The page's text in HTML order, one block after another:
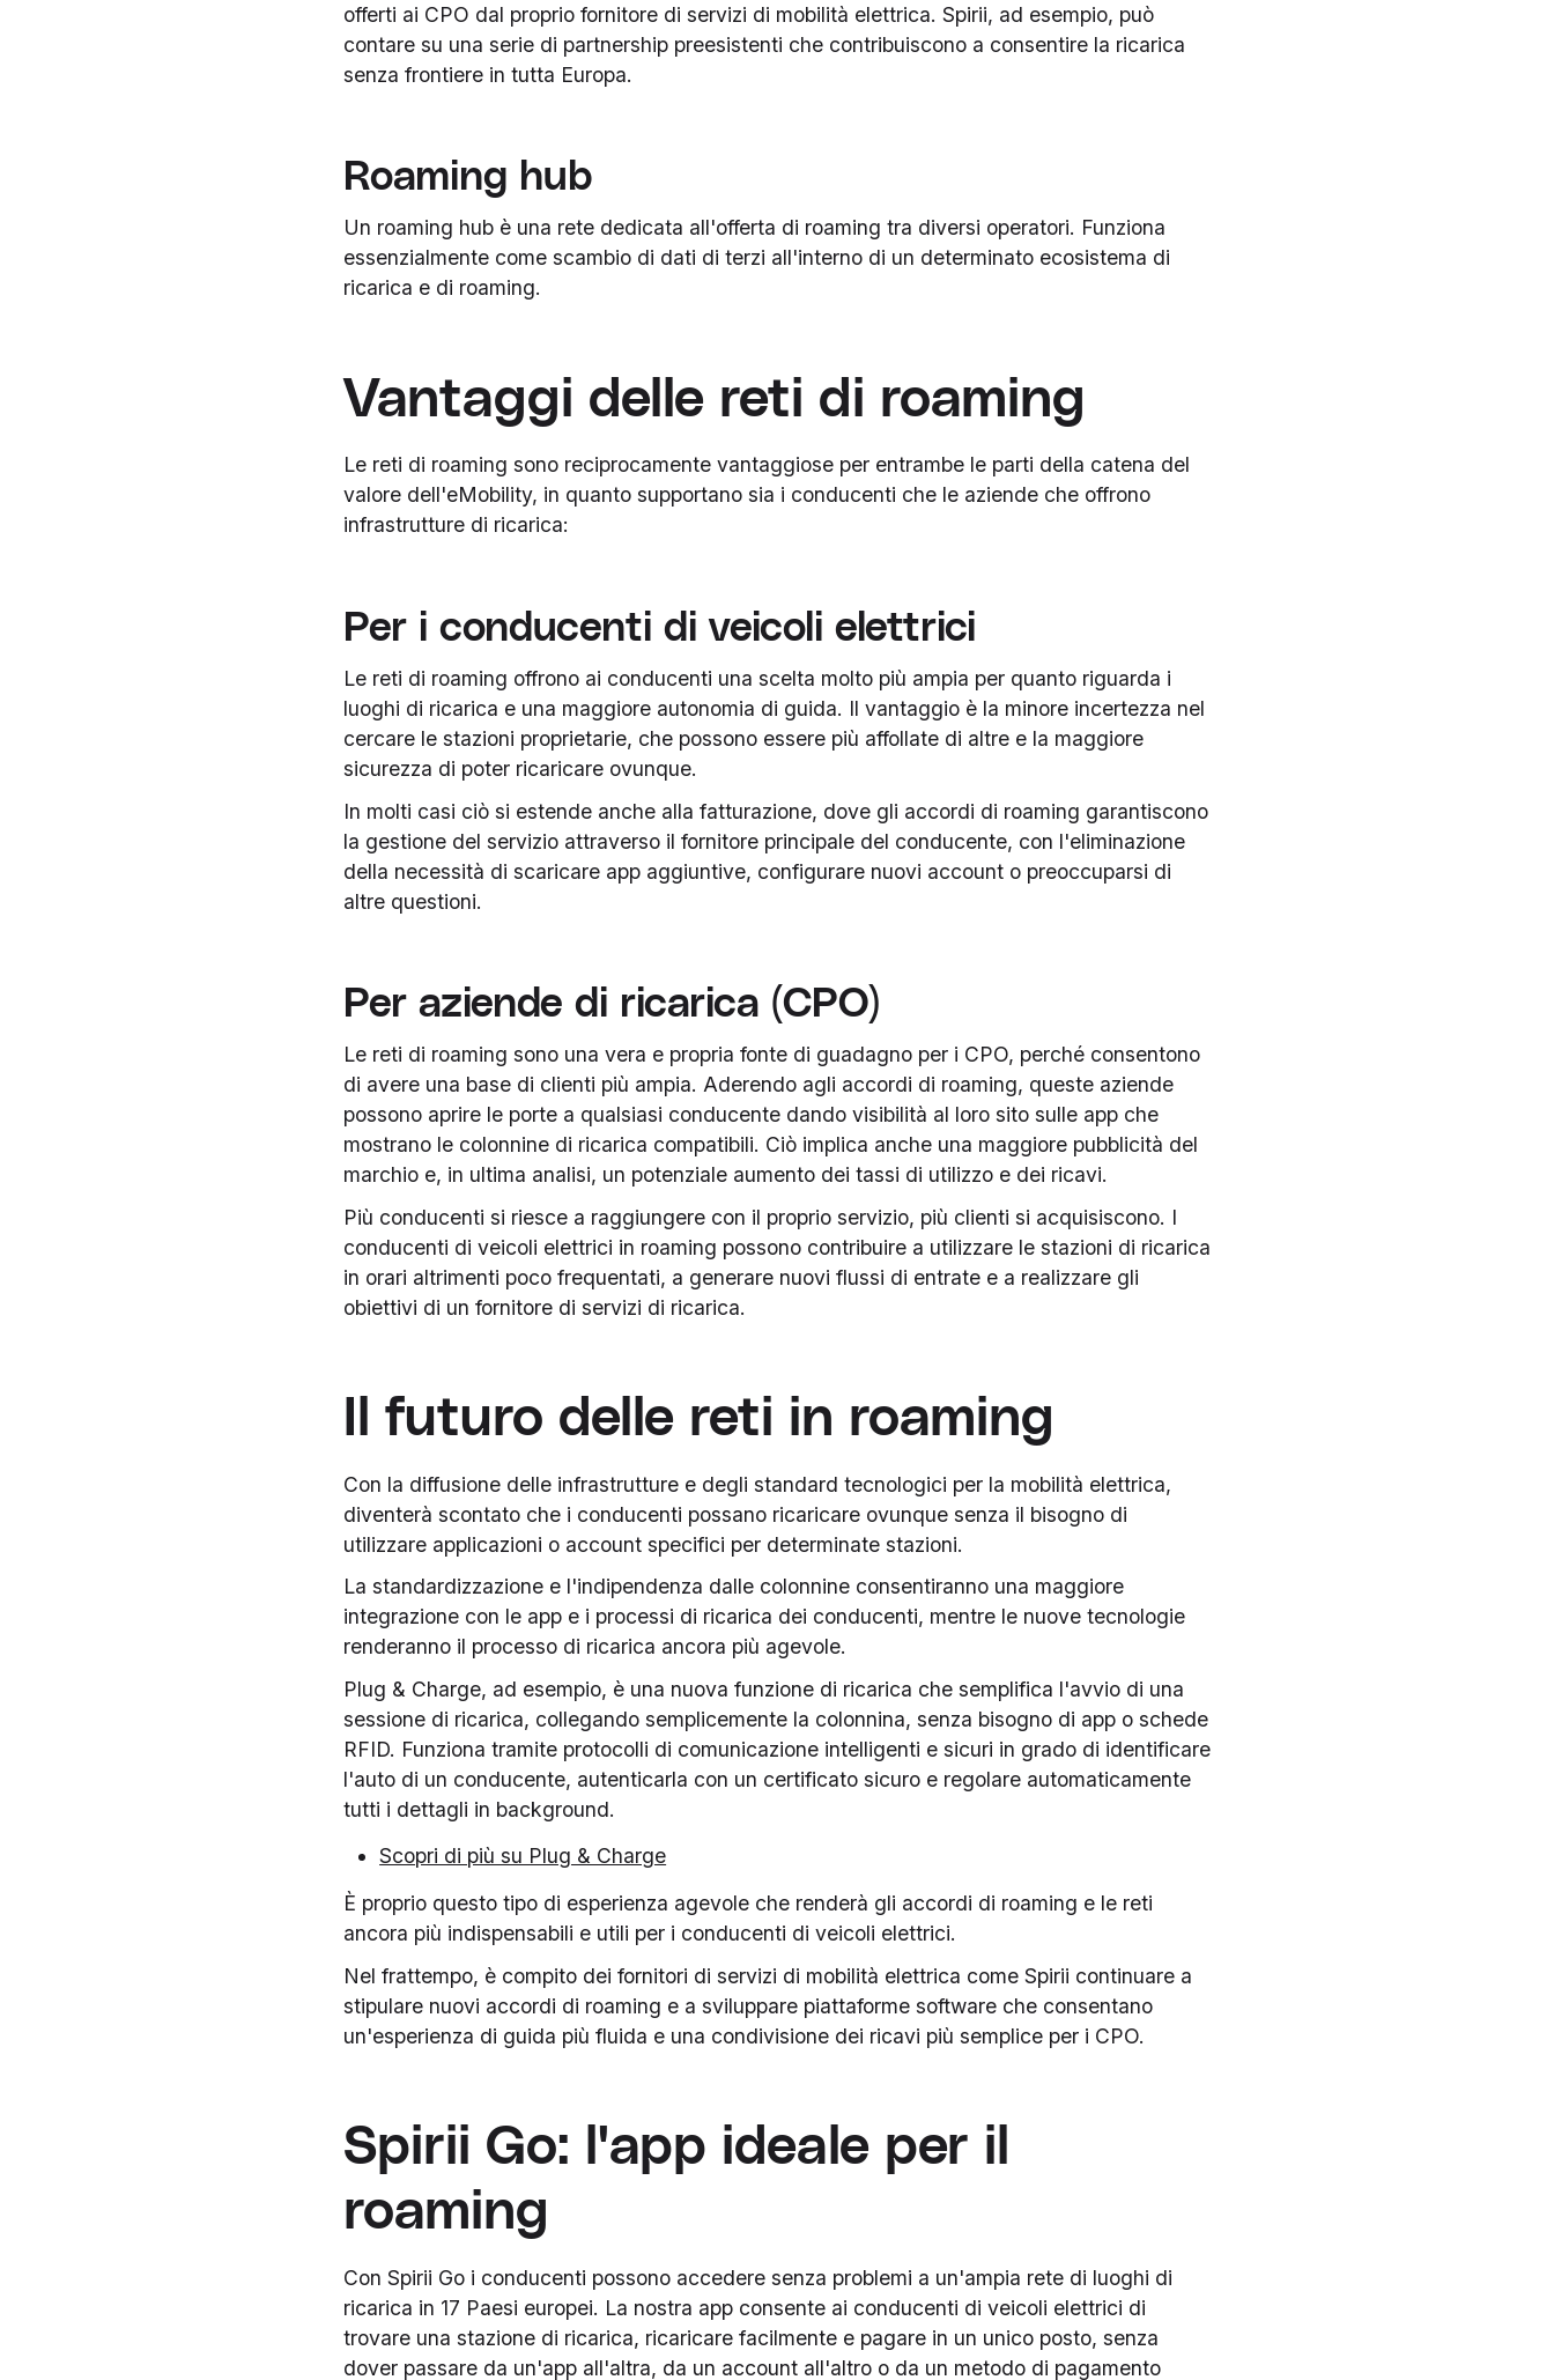
offerti ai CPO dal proprio fornitore di servizi di mobilità elettrica. Spirii, ad esempio, può
contare su una serie di partnership preesistenti che contribuiscono a consentire la ricarica
senza frontiere in tutta Europa.
Roaming hub
Un roaming hub è una rete dedicata all'offerta di roaming tra diversi operatori. Funziona
essenzialmente come scambio di dati di terzi all'interno di un determinato ecosistema di
ricarica e di roaming.
Vantaggi delle reti di roaming
Le reti di roaming sono reciprocamente vantaggiose per entrambe le parti della catena del
valore dell'eMobility, in quanto supportano sia i conducenti che le aziende che offrono
infrastrutture di ricarica:
Per i conducenti di veicoli elettrici
Le reti di roaming offrono ai conducenti una scelta molto più ampia per quanto riguarda i
luoghi di ricarica e una maggiore autonomia di guida. Il vantaggio è la minore incertezza nel
cercare le stazioni proprietarie, che possono essere più affollate di altre e la maggiore
sicurezza di poter ricaricare ovunque.
In molti casi ciò si estende anche alla fatturazione, dove gli accordi di roaming garantiscono
la gestione del servizio attraverso il fornitore principale del conducente, con l'eliminazione
della necessità di scaricare app aggiuntive, configurare nuovi account o preoccuparsi di
altre questioni.
Per aziende di ricarica (CPO)
Le reti di roaming sono una vera e propria fonte di guadagno per i CPO, perché consentono
di avere una base di clienti più ampia. Aderendo agli accordi di roaming, queste aziende
possono aprire le porte a qualsiasi conducente dando visibilità al loro sito sulle app che
mostrano le colonnine di ricarica compatibili. Ciò implica anche una maggiore pubblicità del
marchio e, in ultima analisi, un potenziale aumento dei tassi di utilizzo e dei ricavi.
Più conducenti si riesce a raggiungere con il proprio servizio, più clienti si acquisiscono. I
conducenti di veicoli elettrici in roaming possono contribuire a utilizzare le stazioni di ricarica
in orari altrimenti poco frequentati, a generare nuovi flussi di entrate e a realizzare gli
obiettivi di un fornitore di servizi di ricarica.
Il futuro delle reti in roaming
Con la diffusione delle infrastrutture e degli standard tecnologici per la mobilità elettrica,
diventerà scontato che i conducenti possano ricaricare ovunque senza il bisogno di
utilizzare applicazioni o account specifici per determinate stazioni.
La standardizzazione e l'indipendenza dalle colonnine consentiranno una maggiore
integrazione con le app e i processi di ricarica dei conducenti, mentre le nuove tecnologie
renderanno il processo di ricarica ancora più agevole.
Plug & Charge, ad esempio, è una nuova funzione di ricarica che semplifica l'avvio di una
sessione di ricarica, collegando semplicemente la colonnina, senza bisogno di app o schede
RFID. Funziona tramite protocolli di comunicazione intelligenti e sicuri in grado di identificare
l'auto di un conducente, autenticarla con un certificato sicuro e regolare automaticamente
tutti i dettagli in background.
Scopri di più su Plug & Charge
È proprio questo tipo di esperienza agevole che renderà gli accordi di roaming e le reti
ancora più indispensabili e utili per i conducenti di veicoli elettrici.
Nel frattempo, è compito dei fornitori di servizi di mobilità elettrica come Spirii continuare a
stipulare nuovi accordi di roaming e a sviluppare piattaforme software che consentano
un'esperienza di guida più fluida e una condivisione dei ricavi più semplice per i CPO.
Spirii Go: l'app ideale per il
roaming
Con Spirii Go i conducenti possono accedere senza problemi a un'ampia rete di luoghi di
ricarica in 17 Paesi europei. La nostra app consente ai conducenti di veicoli elettrici di
trovare una stazione di ricarica, ricaricare facilmente e pagare in un unico posto, senza
dover passare da un'app all'altra, da un account all'altro o da un metodo di pagamento